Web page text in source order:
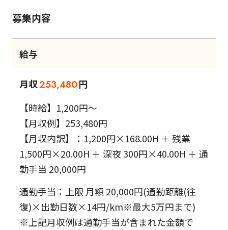
募集内容
給与
月収253,480円
【時給】1,200円～
【月収例】253,480円
【月収内訳】：1,200円×168.00H ＋ 残業
1,500円×20.00H ＋ 深夜 300円×40.00H ＋ 通
勤手当 20,000円
通勤手当：上限 月額 20,000円(通勤距離(往
復)×出勤日数×14円/km※最大5万円まで)
※上記月収例は通勤手当が含まれた金額で